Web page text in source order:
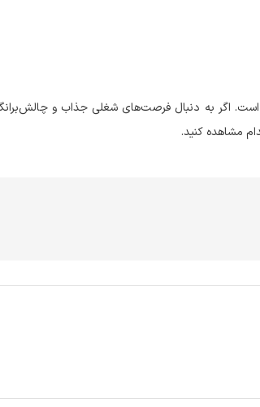
اگر به دنبال فرصت‌های شغلی جذاب و
مشاهده کنید.